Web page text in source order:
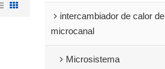
intercambiador de calor de
microcanal
Microsistema